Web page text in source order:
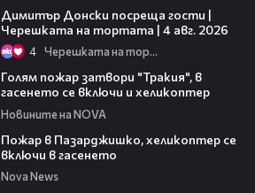
Димитър Донски посреща гости |
Черешката на тортата | 4 авг. 2026
4 Черешката на тортата
Голям пожар затвори "Тракия", в
гасенето се включи и хеликоптер
Новините на NOVA
Пожар в Пазарджишко, хеликоптер се
включи в гасенето
Nova News